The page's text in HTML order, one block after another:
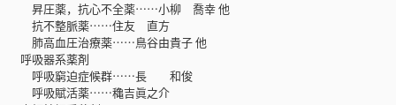
昇圧薬，抗心不全薬……小柳 喬幸 他
抗不整脈薬……住友 直方
肺高血圧治療薬……鳥谷由貴子 他
呼吸器系薬剤
呼吸窮迫症候群……長 和俊
呼吸賦活薬……穐吉眞之介